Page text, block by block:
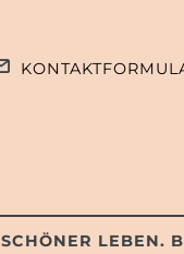
SCHÖNER LEBEN.